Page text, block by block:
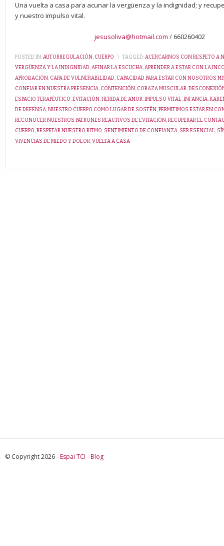
Una vuelta a casa para acunar la vergüenza y la indignidad; y
y nuestro impulso vital.
jesusoliva@hotmail.com / 660260402
POSTED IN:AUTORREGULACIÓN, CUERPO \ TAGGED:ACERCARNOS CON RESPETO A
VERGÜENZA Y LA INDIGNIDAD,AFINAR LA ESCUCHA,APRENDER A ESTAR CON LA
APROBACIÓN, CAPA DE VULNERABILIDAD, CAPACIDAD PARA ESTAR CON NOSOTROS
CONFIAR EN NUESTRA PRESENCIA, CONTENCIÓN, CORAZA MUSCULAR,
ESPACIO TERAPÉUTICO,EVITACIÓN,HERIDA DE AMOR,IMPULSO VITAL,INFANCIA,
DE DEFENSA,NUESTRO CUERPO COMO LUGAR DE SOSTÉN,PERMITIMOS ESTAR EN
RECONOCER NUESTROS PATRONES REACTIVOS DE EVITACIÓN,RECUPERAR EL
CUERPO,RESPETAR NUESTRO RITMO, SENTIMIENTO DE CONFIANZA, SER ESENCIAL,
VIVENCIAS DE MIEDO Y DOLOR,VUELTA A CASA
© Copyright 2026 - Espai TCI - Blog